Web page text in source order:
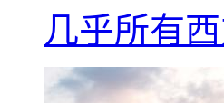
几乎所有